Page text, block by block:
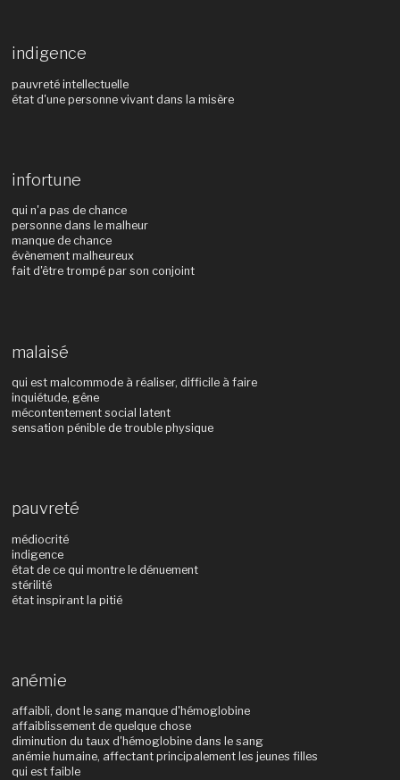
indigence
pauvreté intellectuelle
état d'une personne vivant dans la misère
infortune
qui n'a pas de chance
personne dans le malheur
manque de chance
évènement malheureux
fait d'être trompé par son conjoint
malaisé
qui est malcommode à réaliser, difficile à faire
inquiétude, gêne
mécontentement social latent
sensation pénible de trouble physique
pauvreté
médiocrité
indigence
état de ce qui montre le dénuement
stérilité
état inspirant la pitié
anémie
affaibli, dont le sang manque d'hémoglobine
affaiblissement de quelque chose
diminution du taux d'hémoglobine dans le sang
anémie humaine, affectant principalement les jeunes filles
qui est faible